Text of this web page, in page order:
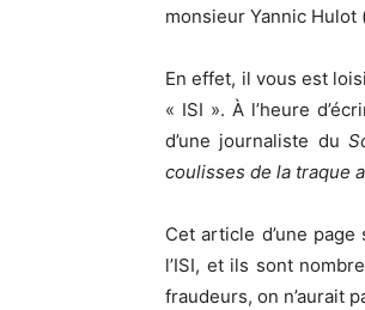
monsieur Yannic Hulot
En effet, il vous est
« ISI ». À l’heure
d’une journaliste du
coulisses de la traque
Cet article d’une
l’ISI, et ils sont
fraudeurs, on n’aurait